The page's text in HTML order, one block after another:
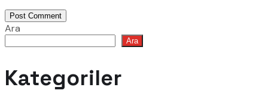
Post Comment
Ara
Ara
Kategoriler